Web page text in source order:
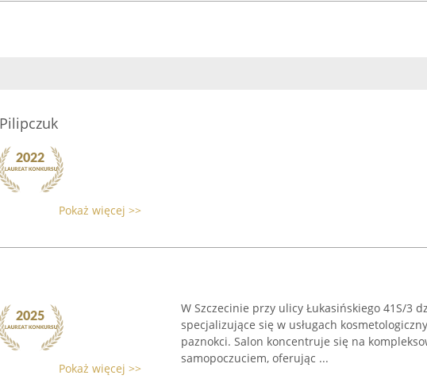
Pokaż więcej >>
Pokaż więcej >>
W Szczecinie przy ulicy Łukasińskiego 41S/3
specjalizujące się w usługach
paznokci. Salon koncentruje się na
samopoczuciem, oferując ...